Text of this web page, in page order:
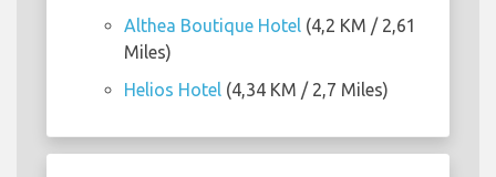
Althea Boutique Hotel (4,2 KM / 2,61
Miles)
Helios Hotel (4,34 KM / 2,7 Miles)